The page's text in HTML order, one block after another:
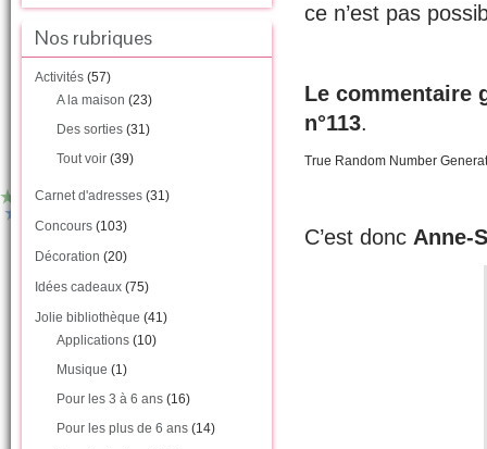
Nos rubriques
Activités (57)
A la maison (23)
Des sorties (31)
Tout voir (39)
Carnet d'adresses (31)
Concours (103)
Décoration (20)
Idées cadeaux (75)
Jolie bibliothèque (41)
Applications (10)
Musique (1)
Pour les 3 à 6 ans (16)
Pour les plus de 6 ans (14)
ce n’est pas
Le commentaire
n°113.
True Random Number
C’est donc Anne-